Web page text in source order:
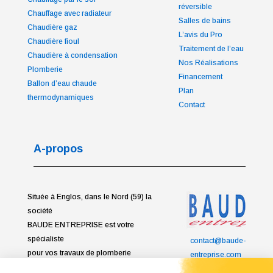
Chauffage avec radiateur
Chaudière gaz
Chaudière fioul
Chaudière à condensation
Plomberie
Ballon d’eau chaude
thermodynamiques
réversible
Salles de bains
L’avis du Pro
Traitement de l’eau
Nos Réalisations
Financement
Plan
Contact
A-propos
Située à Englos, dans le Nord (59) la
société
BAUDE ENTREPRISE est votre
spécialiste
pour vos travaux de plomberie
contact@baude-
entreprise.com